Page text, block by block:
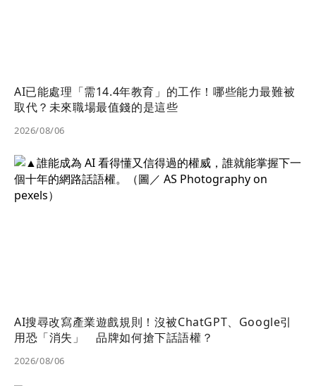
AI已能處理「需14.4年教育」的工作！哪些能力最難被
取代？未來職場最值錢的是這些
2026/08/06
AI搜尋改寫產業遊戲規則！沒被ChatGPT、Google引
用恐「消失」 品牌如何搶下話語權？
2026/08/06